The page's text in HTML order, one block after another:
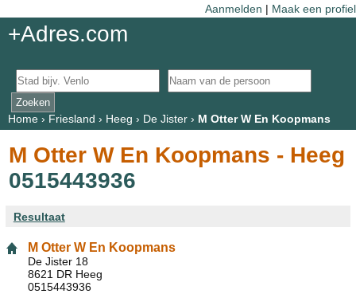
Aanmelden | Maak een profiel
+Adres.com
Home› Friesland › Heeg › De Jister› M Otter W En Koopmans
M Otter W En Koopmans - Heeg
0515443936
Resultaat
M Otter W En Koopmans
De Jister 18
8621 DR Heeg
0515443936